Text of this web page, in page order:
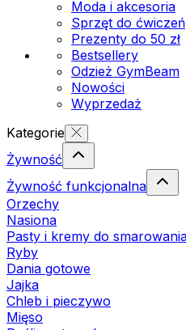
Moda i akcesoria
Sprzęt do ćwiczeń
Prezenty do 50 zł
Bestsellery
Odzież GymBeam
Nowości
Wyprzedaż
Kategorie
Żywność
Żywność funkcjonalna
Orzechy
Nasiona
Pasty i kremy do
Ryby
Dania gotowe
Jajka
Chleb i pieczywo
Mięso